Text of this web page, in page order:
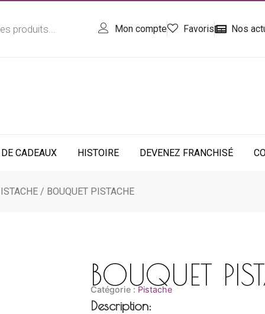
Mon compte Favoris Nos
CADEAUX HISTOIRE DEVENEZ FRANCHISÉ
/ BOUQUET PISTACHE
BOUQUET
Catégorie :Pistache
Description: